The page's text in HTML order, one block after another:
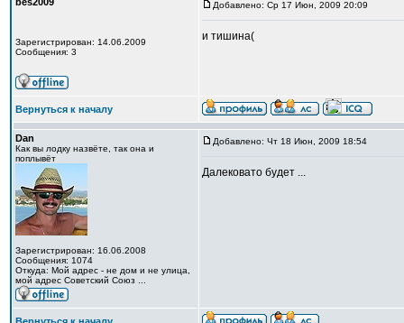
Зарегистрирован: 14.06.2009
Сообщения: 3
Добавлено: Ср 17 Июн, 2009 20:09
и тишина(
Вернуться к началу
Dan
Как вы лодку назвёте, так она и
поплывёт
Зарегистрирован: 16.06.2008
Сообщения: 1074
Откуда: Мой адрес - не дом и не улица,
мой адрес Советский Союз ...
Добавлено: Чт 18 Июн, 2009 18:54
Далековато будет ...